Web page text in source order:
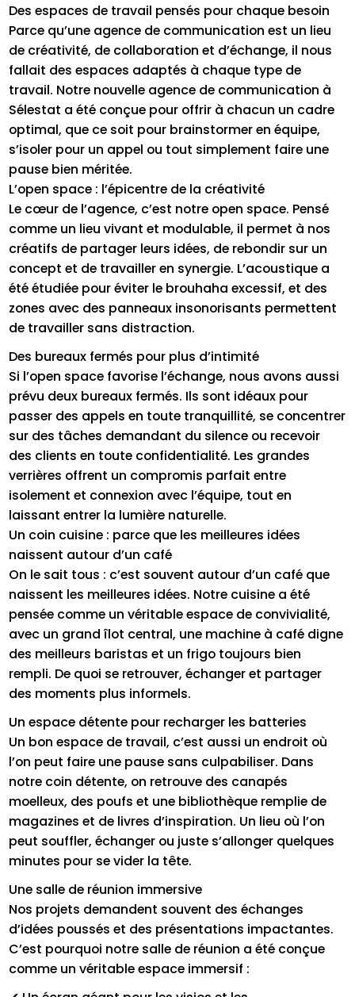
Des espaces de travail pensés pour chaque besoin
Parce qu’une agence de communication est un lieu
de créativité, de collaboration et d’échange, il nous
fallait des espaces adaptés à chaque type de
travail. Notre nouvelle agence de communication à
Sélestat a été conçue pour offrir à chacun un cadre
optimal, que ce soit pour brainstormer en équipe,
s’isoler pour un appel ou tout simplement faire une
pause bien méritée.
L’open space : l’épicentre de la créativité
Le cœur de l’agence, c’est notre open space. Pensé
comme un lieu vivant et modulable, il permet à nos
créatifs de partager leurs idées, de rebondir sur un
concept et de travailler en synergie. L’acoustique a
été étudiée pour éviter le brouhaha excessif, et des
zones avec des panneaux insonorisants permettent
de travailler sans distraction.
Des bureaux fermés pour plus d’intimité
Si l’open space favorise l’échange, nous avons aussi
prévu deux bureaux fermés. Ils sont idéaux pour
passer des appels en toute tranquillité, se concentrer
sur des tâches demandant du silence ou recevoir
des clients en toute confidentialité. Les grandes
verrières offrent un compromis parfait entre
isolement et connexion avec l’équipe, tout en
laissant entrer la lumière naturelle.
Un coin cuisine : parce que les meilleures idées
naissent autour d’un café
On le sait tous : c’est souvent autour d’un café que
naissent les meilleures idées. Notre cuisine a été
pensée comme un véritable espace de convivialité,
avec un grand îlot central, une machine à café digne
des meilleurs baristas et un frigo toujours bien
rempli. De quoi se retrouver, échanger et partager
des moments plus informels.
Un espace détente pour recharger les batteries
Un bon espace de travail, c’est aussi un endroit où
l’on peut faire une pause sans culpabiliser. Dans
notre coin détente, on retrouve des canapés
moelleux, des poufs et une bibliothèque remplie de
magazines et de livres d’inspiration. Un lieu où l’on
peut souffler, échanger ou juste s’allonger quelques
minutes pour se vider la tête.
Une salle de réunion immersive
Nos projets demandent souvent des échanges
d’idées poussés et des présentations impactantes.
C’est pourquoi notre salle de réunion a été conçue
comme un véritable espace immersif :